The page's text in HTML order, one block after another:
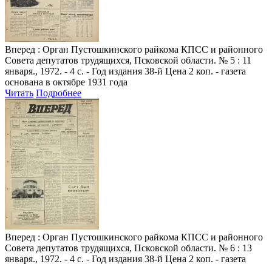
Вперед : Орган Пустошкинского райкома КПСС и районного
Совета депутатов трудящихся, Псковской области. № 5 : 11
января., 1972. - 4 с. - Год издания 38-й Цена 2 коп. - газета
основана в октябре 1931 года
Читать Подробнее
Вперед : Орган Пустошкинского райкома КПСС и районного
Совета депутатов трудящихся, Псковской области. № 6 : 13
января., 1972. - 4 с. - Год издания 38-й Цена 2 коп. - газета